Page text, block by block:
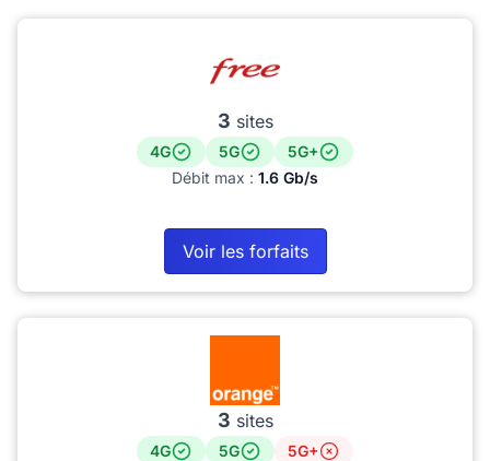
3 sites
4G 5G
5G+
Débit max : 1.6 Gb/s
Voir les forfaits
3 sites
4G 5G
5G+